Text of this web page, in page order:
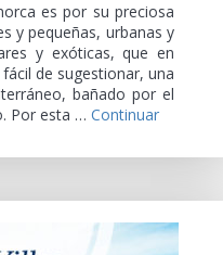
es por su preciosa
y pequeñas, urbanas y
y exóticas, que en
de sugestionar, una
bañado por el
Por esta … Continuar